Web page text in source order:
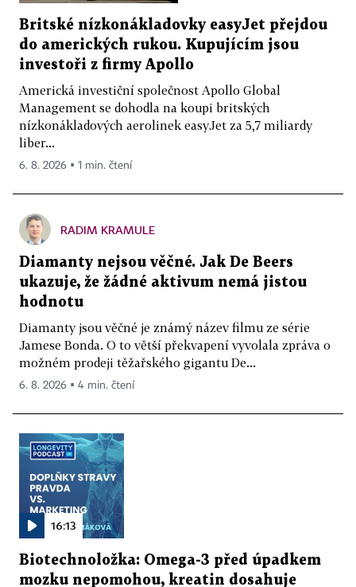
Britské nízkonákladovky easyJet přejdou
do amerických rukou. Kupujícím jsou
investoři z firmy Apollo
Americká investiční společnost Apollo Global
Management se dohodla na koupi britských
nízkonákladových aerolinek easyJet za 5,7 miliardy
liber...
6. 8. 2026 ▪ 1 min. čtení
RADIM KRAMULE
Diamanty nejsou věčné. Jak De Beers
ukazuje, že žádné aktivum nemá jistou
hodnotu
Diamanty jsou věčné je známý název filmu ze série
Jamese Bonda. O to větší překvapení vyvolala zpráva o
možném prodeji těžařského gigantu De...
6. 8. 2026 ▪ 4 min. čtení
16:13
Biotechnoložka: Omega-3 před úpadkem
mozku nepomohou, kreatin dosahuje